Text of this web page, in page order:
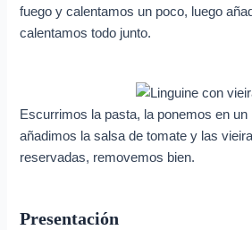
fuego y calentamos un poco, luego
calentamos todo junto.
Escurrimos la pasta, la ponemos en un
añadimos la salsa de tomate y las
reservadas, removemos bien.
Presentación